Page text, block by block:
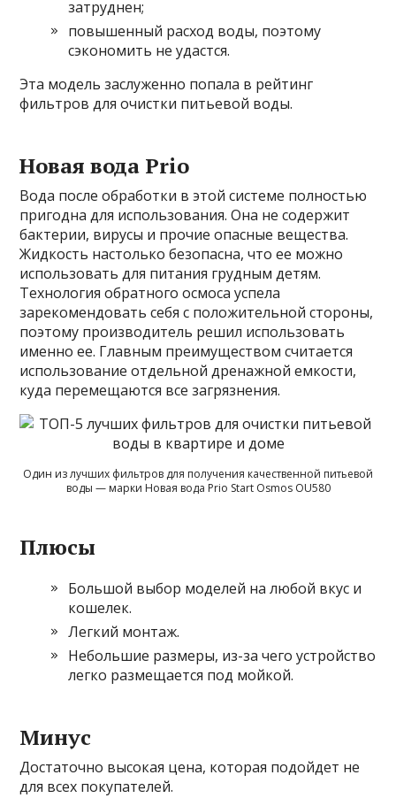
затруднен;
повышенный расход воды, поэтому
сэкономить не удастся.
Эта модель заслуженно попала в рейтинг
фильтров для очистки питьевой воды.
Новая вода Prio
Вода после обработки в этой системе полностью
пригодна для использования. Она не содержит
бактерии, вирусы и прочие опасные вещества.
Жидкость настолько безопасна, что ее можно
использовать для питания грудным детям.
Технология обратного осмоса успела
зарекомендовать себя с положительной стороны,
поэтому производитель решил использовать
именно ее. Главным преимуществом считается
использование отдельной дренажной емкости,
куда перемещаются все загрязнения.
Один из лучших фильтров для получения качественной питьевой
воды — марки Новая вода Prio Start Osmos OU580
Плюсы
Большой выбор моделей на любой вкус и
кошелек.
Легкий монтаж.
Небольшие размеры, из-за чего устройство
легко размещается под мойкой.
Минус
Достаточно высокая цена, которая подойдет не
для всех покупателей.